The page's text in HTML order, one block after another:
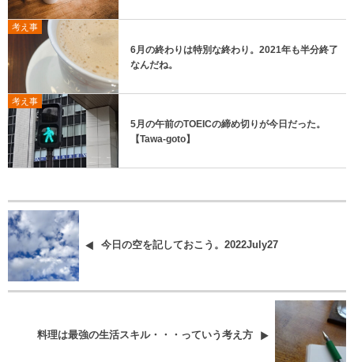
考え事
6月の終わりは特別な終わり。2021年も半分終了
なんだね。
考え事
5月の午前のTOEICの締め切りが今日だった。
【Tawa-goto】
今日の空を記しておこう。2022July27
料理は最強の生活スキル・・・っていう考え方